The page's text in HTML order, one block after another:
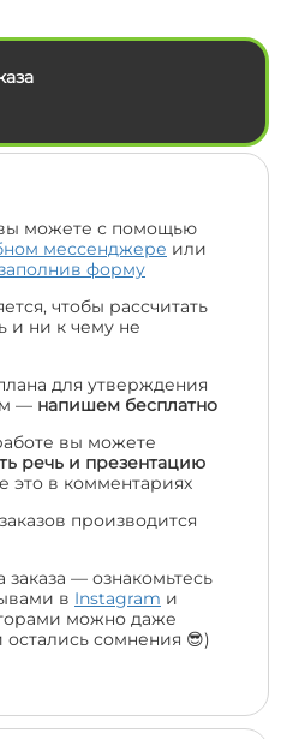
можете с помощью
мессенджере или
форму
чтобы рассчитать
и ни к чему не
для утверждения
— напишем бесплатно
вы можете
речь и презентацию
это в комментариях
производится
— ознакомьтесь
в Instagram и
можно даже
остались сомнения 😎)